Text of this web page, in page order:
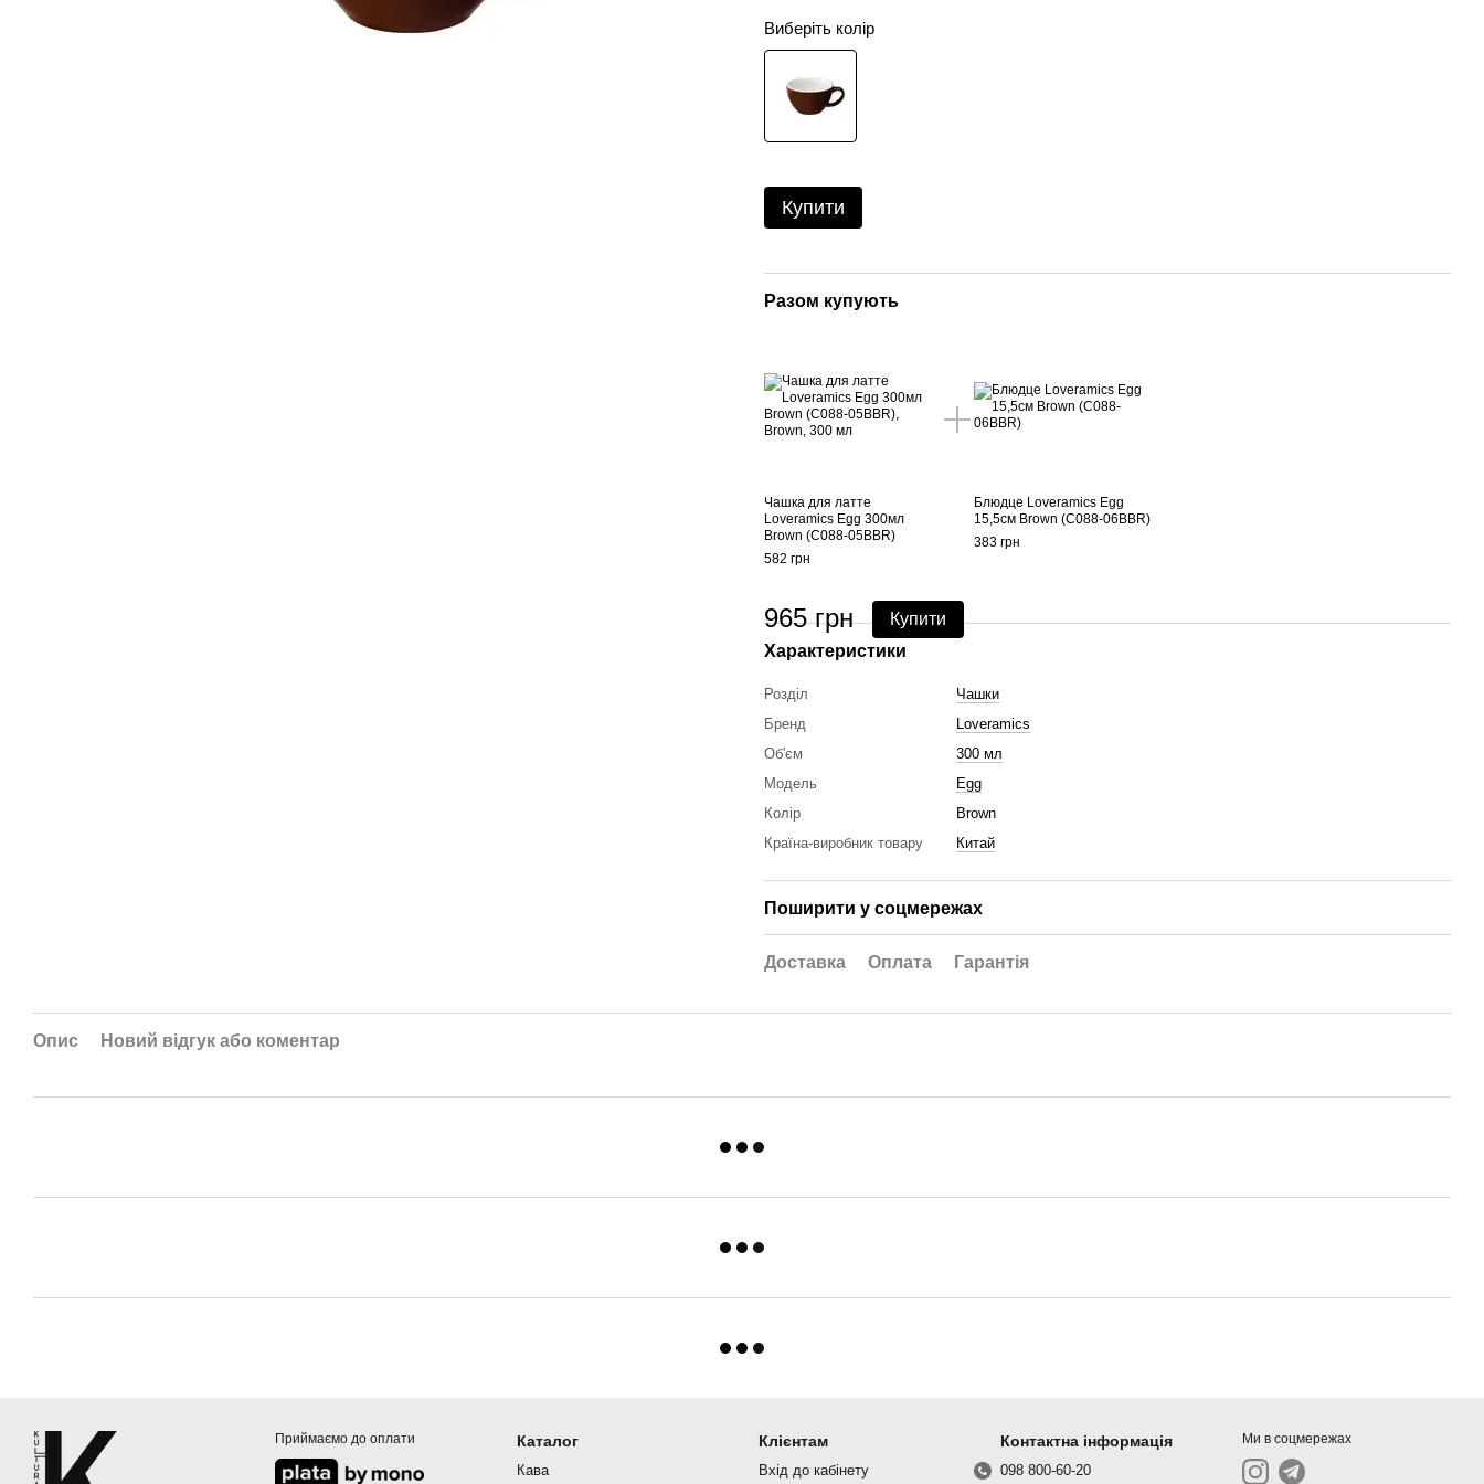
Виберіть колір
Купити
Разом купують
Чашка для латте
Loveramics Egg 300мл
Brown (C088-05BBR)
582 грн
Блюдце Loveramics Egg
15,5см Brown (C088-06BBR)
383 грн
965 грн
Купити
Характеристики
Розділ
Чашки
Бренд
Loveramics
Об'єм
300 мл
Модель
Egg
Колір
Brown
Країна-виробник товару
Китай
Поширити у соцмережах
Доставка Оплата Гарантія
Опис Новий відгук або коментар
Приймаємо до оплати Каталог
Кава
Клієнтам
Вхід до кабінету
Контактна інформація
098 800-60-20
Ми в соцмережах